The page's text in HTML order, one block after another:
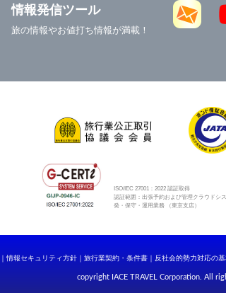
情報発信ツール
旅の情報やお値打ち情報が満載！
ISO/IEC 27001：2022 認証取得
認証範囲：出張予約および管理クラウドシ
発・保守・運用業務 （東京支店）
情報セキュリティ方針 旅行業契約・条件書 反社会的勢力対応の
copyright IACE TRAVEL Corporation. All